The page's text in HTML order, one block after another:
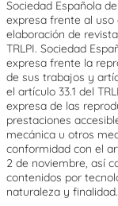
Sociedad Española
expresa frente al
elaboración de
TRLPI. Sociedad
expresa frente la
de sus trabajos y
el artículo 33.1 del
expresa de las
prestaciones
mecánica u otros
conformidad con el
2 de noviembre, así
contenidos por
naturaleza y finalidad.